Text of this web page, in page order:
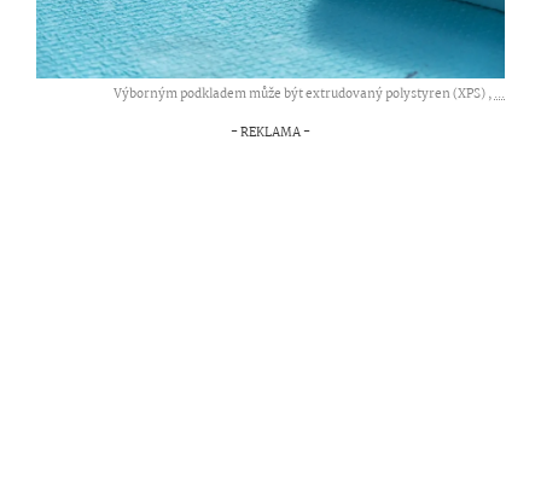
Výborným podkladem může být extrudovaný polystyren (XPS) ,...